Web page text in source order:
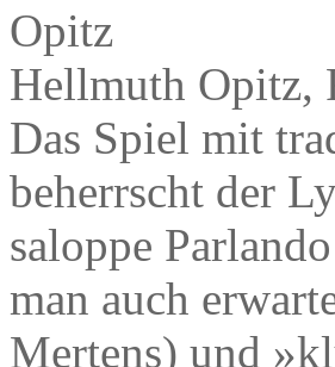
Hellmuth Opitz,
Das Spiel mit
beherrscht der
saloppe
man auch
Mertens) und